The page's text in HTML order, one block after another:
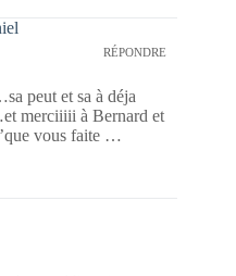
RÉPONDRE
peut et sa à déja
merciiiii à Bernard et
vous faite …